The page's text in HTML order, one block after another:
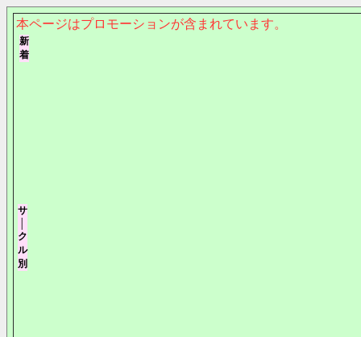
本ページはプロモーションが含まれています。